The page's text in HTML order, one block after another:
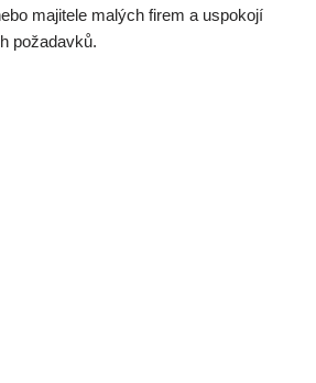
majitele malých firem a uspokojí
požadavků.